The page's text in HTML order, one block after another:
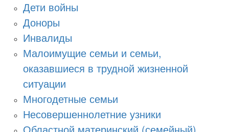
Дети войны
Доноры
Инвалиды
Малоимущие семьи и семьи,
оказавшиеся в трудной жизненной
ситуации
Многодетные семьи
Несовершеннолетние узники